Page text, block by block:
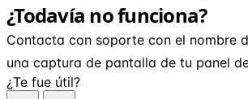
¿Todavía no funciona?
Contacta con soporte con el nombre
una captura de pantalla de tu panel
¿Te fue útil?